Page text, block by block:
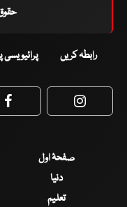
رابطہ کریں پرائیویسی
Facebook
صفحۂ اول
دنیا
تعلیم